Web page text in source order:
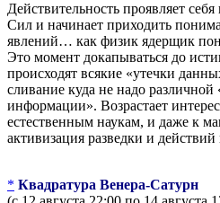
Действительность проявляет
Сил и начинает приходить
явлений… как физик ядерщик
Это момент докапываться до
происходят всякие «утечки
сливание куда не надо различной
информации». Возрастает
естественным наукам, и даже к
активизация разведки и
* Квадратура Венера-Сатурн